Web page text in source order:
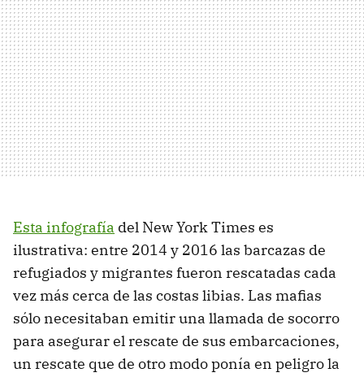
Esta infografía del New York Times es
ilustrativa: entre 2014 y 2016 las barcazas de
refugiados y migrantes fueron rescatadas cada
vez más cerca de las costas libias. Las mafias
sólo necesitaban emitir una llamada de socorro
para asegurar el rescate de sus embarcaciones,
un rescate que de otro modo ponía en peligro la